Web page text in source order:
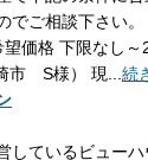
でご相談下さい
価格 下限なし
市 S様） 現... 続
しているビュー